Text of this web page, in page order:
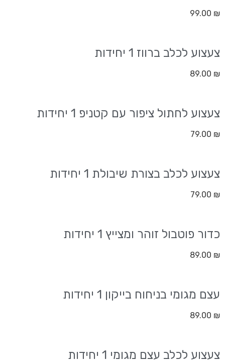
99.00 ₪
צעצוע לכלב ברווז 1 יחידות
89.00 ₪
צעצוע לחתול ציפור עם קטניפ 1 יחידות
79.00 ₪
צעצוע לכלב בצורת שיבולת 1 יחידות
79.00 ₪
כדור פוטבול זוהר ומצייץ 1 יחידות
89.00 ₪
עצם מגומי בניחוח בייקון 1 יחידות
89.00 ₪
צעצוע לכלב עצם מגומי 1 יחידות